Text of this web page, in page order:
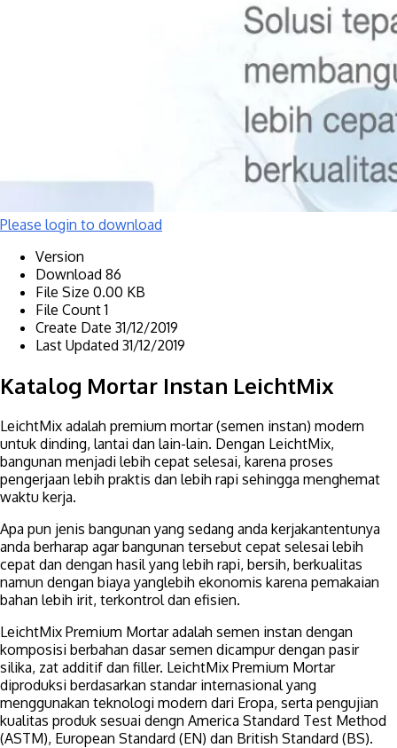
Please login to download
Version
Download 86
File Size 0.00 KB
File Count1
Create Date 31/12/2019
Last Updated 31/12/2019
Katalog Mortar Instan LeichtMix
LeichtMix adalah premium mortar (semen instan) modern
untuk dinding, lantai dan lain-lain. Dengan LeichtMix,
bangunan menjadi lebih cepat selesai, karena proses
pengerjaan lebih praktis dan lebih rapi sehingga menghemat
waktu kerja.
Apa pun jenis bangunan yang sedang anda kerjakantentunya
anda berharap agar bangunan tersebut cepat selesai lebih
cepat dan dengan hasil yang lebih rapi, bersih, berkualitas
namun dengan biaya yanglebih ekonomis karena pemakaian
bahan lebih irit, terkontrol dan efisien.
LeichtMix Premium Mortar adalah semen instan dengan
komposisi berbahan dasar semen dicampur dengan pasir
silika, zat additif dan filler. LeichtMix Premium Mortar
diproduksi berdasarkan standar internasional yang
menggunakan teknologi modern dari Eropa, serta pengujian
kualitas produk sesuai dengn America Standard Test Method
(ASTM), European Standard (EN) dan British Standard (BS).